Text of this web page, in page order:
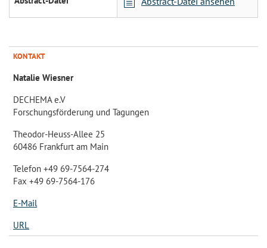
KONTAKT
Natalie Wiesner
DECHEMA e.V
Forschungsförderung und Tagungen
Theodor-Heuss-Allee 25
60486 Frankfurt am Main
Telefon +49 69-7564-274
Fax +49 69-7564-176
E-Mail
URL